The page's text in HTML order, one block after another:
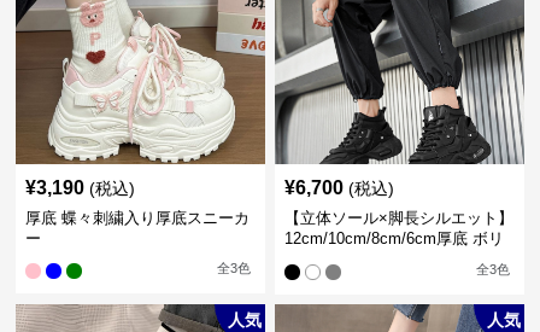
¥3,190 (税込)
厚底 蝶々刺繍入り厚底スニーカ
ー
全3色
¥6,700 (税込)
【立体ソール×脚長シルエット】
12cm/10cm/8cm/6cm厚底 ボリ
ュームソール立体設計ハイカッ
トスニーカー｜スニーカー・ハ
イカット
全3色
人気 人気